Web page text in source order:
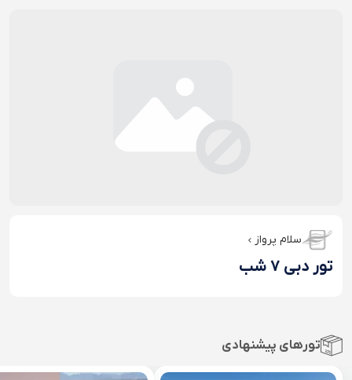
سلام پرواز
تور دبی 7 شب
تورهای پیشنهادی